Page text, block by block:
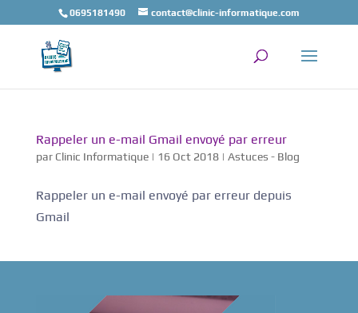
0695181490 contact@clinic-informatique.com
Rappeler un e-mail Gmail envoyé par erreur
par Clinic Informatique| 16 Oct 2018| Astuces - Blog
Rappeler un e-mail envoyé par erreur depuis
Gmail